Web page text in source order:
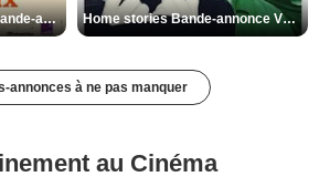
Les Matins merveilleux Bande-annonce VF Home stories Bande-annonce VO STFR
annonces à ne pas manquer
au Cinéma